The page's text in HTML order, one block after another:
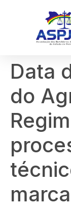
Data
do